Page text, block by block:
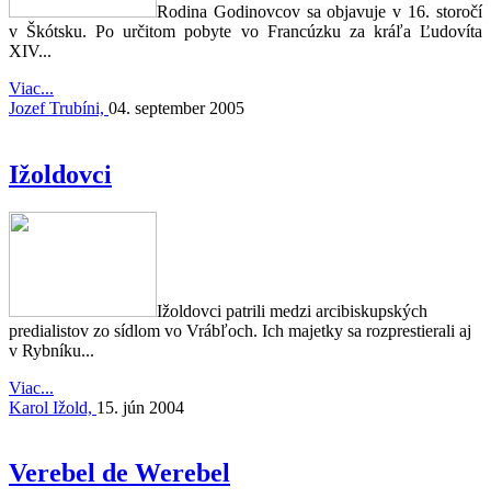
Rodina Godinovcov sa objavuje v 16. storočí
v Škótsku. Po určitom pobyte vo Francúzku za kráľa Ľudovíta
XIV...
Viac...
Jozef Trubíni, 04. september 2005
Ižoldovci
Ižoldovci patrili medzi arcibiskupských
predialistov zo sídlom vo Vrábľoch. Ich majetky sa rozprestierali aj
v Rybníku...
Viac...
Karol Ižold, 15. jún 2004
Verebel de Werebel